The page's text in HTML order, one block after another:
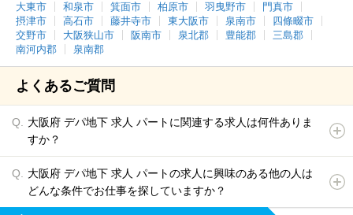
大東市
和泉市 箕面市 柏原市 羽曳野市
門真市
摂津市
高石市 藤井寺市 東大阪市 泉南市
四條畷市
交野市
大阪狭山市 阪南市 泉北郡 豊能郡
三島郡
南河内郡
泉南郡
よくあるご質問
大阪府 デパ地下 求人 パートに関連する求人は何件ありま
すか？
大阪府 デパ地下 求人 パートの求人に興味のある他の人は
どんな条件でお仕事を探していますか？